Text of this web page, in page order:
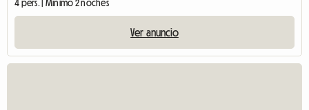
4 pers. | Mínimo 2 noches
Ver anuncio